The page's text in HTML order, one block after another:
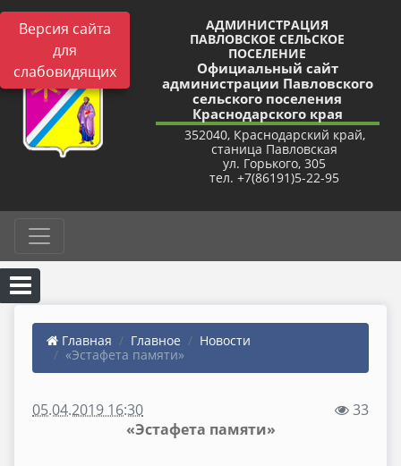
Версия сайта
для
слабовидящих
АДМИНИСТРАЦИЯ
ПАВЛОВСКОЕ СЕЛЬСКОЕ
ПОСЕЛЕНИЕ
Официальный сайт
администрации Павловского
сельского поселения
Краснодарского края
352040, Краснодарский край,
станица Павловская
ул. Горького, 305
тел. +7(86191)5-22-95
Главная Главное
Новости
«Эстафета памяти»
05.04.2019 16:30
33
«Эстафета памяти»